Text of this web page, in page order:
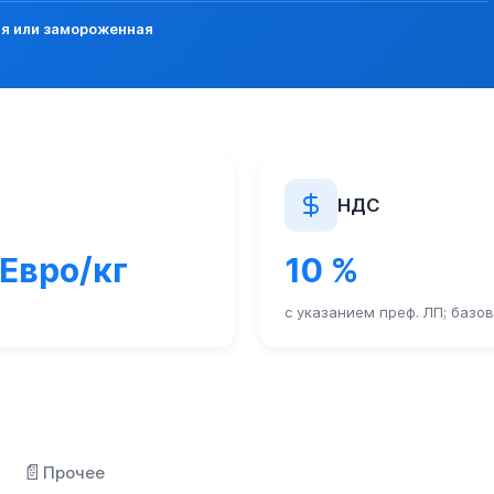
"Перечень ветеринарных мер, применяемых в
подлежат досмотру (осмотру) должностными лицами
пропуска через границу РФ определены
или замороженная
кг
НДС
10 %
с указанием преф. ЛП;
📄 Прочее